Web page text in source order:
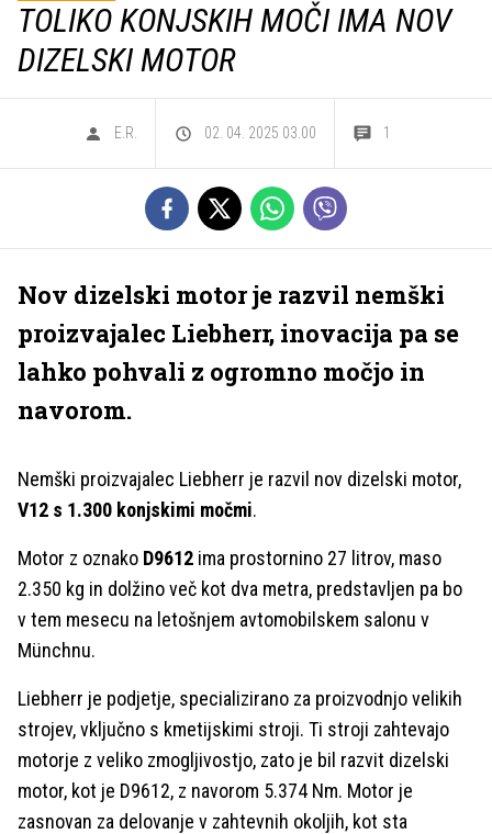
TOLIKO KONJSKIH MOČI IMA NOV
DIZELSKI MOTOR
E.R. 02. 04. 2025 03.00 1
Nov dizelski motor je razvil nemški
proizvajalec Liebherr, inovacija pa se
lahko pohvali z ogromno močjo in
navorom.
Nemški proizvajalec Liebherr je razvil nov dizelski motor,
V12 s 1.300 konjskimi močmi.
Motor z oznako D9612 ima prostornino 27 litrov, maso
2.350 kg in dolžino več kot dva metra, predstavljen pa bo
v tem mesecu na letošnjem avtomobilskem salonu v
Münchnu.
Liebherr je podjetje, specializirano za proizvodnjo velikih
strojev, vključno s kmetijskimi stroji. Ti stroji zahtevajo
motorje z veliko zmogljivostjo, zato je bil razvit dizelski
motor, kot je D9612, z navorom 5.374 Nm. Motor je
zasnovan za delovanje v zahtevnih okoljih, kot sta